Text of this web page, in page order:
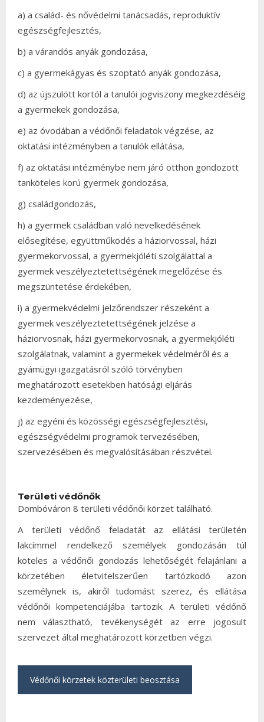
a) a család- és nővédelmi tanácsadás, reproduktív
egészségfejlesztés,
b) a várandós anyák gondozása,
c) a gyermekágyas és szoptató anyák gondozása,
d) az újszülött kortól a tanulói jogviszony megkezdéséig
a gyermekek gondozása,
e) az óvodában a védőnői feladatok végzése, az
oktatási intézményben a tanulók ellátása,
f) az oktatási intézménybe nem járó otthon gondozott
tanköteles korú gyermek gondozása,
g) családgondozás,
h) a gyermek családban való nevelkedésének
elősegítése, együttműködés a háziorvossal, házi
gyermekorvossal, a gyermekjóléti szolgálattal a
gyermek veszélyeztetettségének megelőzése és
megszüntetése érdekében,
i) a gyermekvédelmi jelzőrendszer részeként a
gyermek veszélyeztetettségének jelzése a
háziorvosnak, házi gyermekorvosnak, a gyermekjóléti
szolgálatnak, valamint a gyermekek védelméről és a
gyámügyi igazgatásról szóló törvényben
meghatározott esetekben hatósági eljárás
kezdeményezése,
j) az egyéni és közösségi egészségfejlesztési,
egészségvédelmi programok tervezésében,
szervezésében és megvalósításában részvétel.
Területi védőnők
Dombóváron 8 területi védőnői körzet található.
A területi védőnő feladatát az ellátási területén
lakcímmel rendelkező személyek gondozásán túl
köteles a védőnői gondozás lehetőségét felajánlani a
körzetében életvitelszerűen tartózkodó azon
személynek is, akiről tudomást szerez, és ellátása
védőnői kompetenciájába tartozik. A területi védőnő
nem választható, tevékenységét az erre jogosult
szervezet által meghatározott körzetben végzi.
Védőnői körzetek közterületi beosztása